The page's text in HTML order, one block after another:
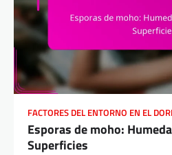
FACTORES DEL ENTORNO EN EL
Esporas de moho:
Superficies